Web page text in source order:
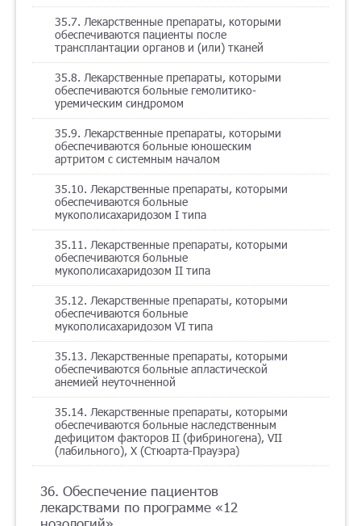
35.7. Лекарственные препараты, которыми
обеспечиваются пациенты после
трансплантации органов и (или) тканей
35.8. Лекарственные препараты, которыми
обеспечиваются больные гемолитико-
уремическим синдромом
35.9. Лекарственные препараты, которыми
обеспечиваются больные юношеским
артритом с системным началом
35.10. Лекарственные препараты, которыми
обеспечиваются больные
мукополисахаридозом I типа
35.11. Лекарственные препараты, которыми
обеспечиваются больные
мукополисахаридозом II типа
35.12. Лекарственные препараты, которыми
обеспечиваются больные
мукополисахаридозом VI типа
35.13. Лекарственные препараты, которыми
обеспечиваются больные апластической
анемией неуточненной
35.14. Лекарственные препараты, которыми
обеспечиваются больные наследственным
дефицитом факторов II (фибриногена), VII
(лабильного), X (Стюарта-Прауэра)
36. Обеспечение пациентов
лекарствами по программе «12